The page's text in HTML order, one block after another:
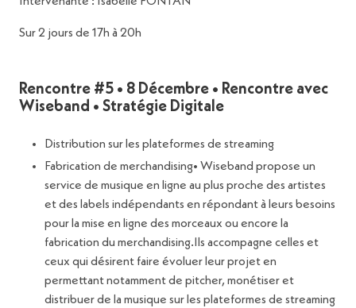
Sur 2 jours de 17h à 20h
Rencontre #5 • 8 Décembre • Rencontre avec
Wiseband • Stratégie Digitale
Distribution sur les plateformes de streaming
Fabrication de merchandising• Wiseband propose un
service de musique en ligne au plus proche des artistes
et des labels indépendants en répondant à leurs besoins
pour la mise en ligne des morceaux ou encore la
fabrication du merchandising.Ils accompagne celles et
ceux qui désirent faire évoluer leur projet en
permettant notamment de pitcher, monétiser et
distribuer de la musique sur les plateformes de streaming